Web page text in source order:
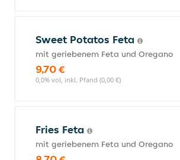
Sweet Potatos Feta
mit geriebenem Feta und Oregano
9,70 €
0,0% vol, inkl. Pfand (0,00 €)
Fries Feta
mit geriebenem Feta und Oregano